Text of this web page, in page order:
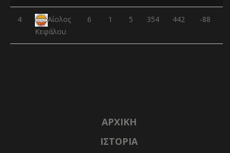
4
Αίολος
Κεφάλου
6 1 5 354 442 -88
ΑΡΧΙΚΉ
ΙΣΤΟΡΊΑ